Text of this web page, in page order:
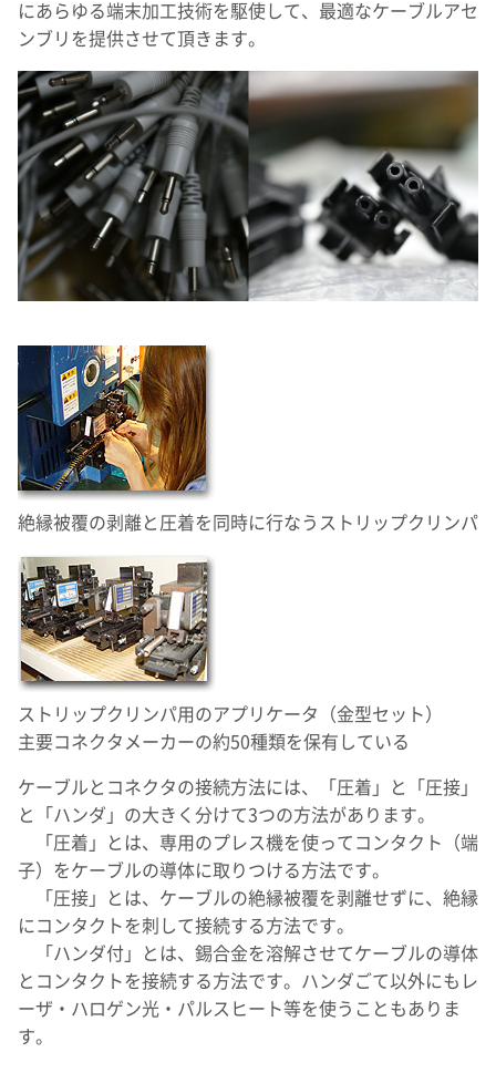
にあらゆる端末加工技術を駆使して、最適なケーブルアセ
ンブリを提供させて頂きます。
絶縁被覆の剥離と圧着を同時に行なうストリップクリンパ
ストリップクリンパ用のアプリケータ（金型セット）
主要コネクタメーカーの約50種類を保有している
ケーブルとコネクタの接続方法には、「圧着」と「圧接」
と「ハンダ」の大きく分けて3つの方法があります。
「圧着」とは、専用のプレス機を使ってコンタクト（端
子）をケーブルの導体に取りつける方法です。
「圧接」とは、ケーブルの絶縁被覆を剥離せずに、絶縁
にコンタクトを刺して接続する方法です。
「ハンダ付」とは、錫合金を溶解させてケーブルの導体
とコンタクトを接続する方法です。ハンダごて以外にもレ
ーザ・ハロゲン光・パルスヒート等を使うこともありま
す。